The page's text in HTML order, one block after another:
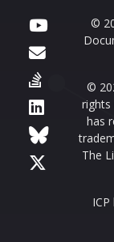
©
©
rights
has
The